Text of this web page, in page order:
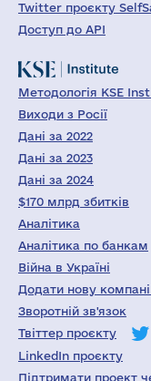
Twitter проєкту
Доступ до API
Методологія KSE
Виходи з Росії
Дані за 2022
Дані за 2023
Дані за 2024
$170 млрд збитків
Аналітика
Аналітика по банкам
Війна в Україні
Додати нову
Зворотній зв'язок
Твіттер проєкту
LinkedIn проєкту
Підтримати проект